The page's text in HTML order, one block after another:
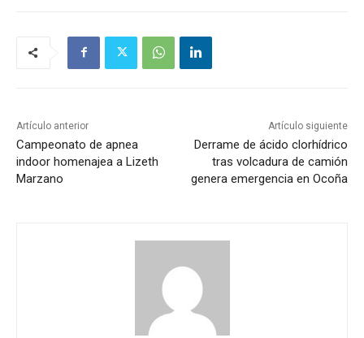
Artículo anterior
Campeonato de apnea
indoor homenajea a Lizeth
Marzano
Artículo siguiente
Derrame de ácido clorhídrico
tras volcadura de camión
genera emergencia en Ocoña